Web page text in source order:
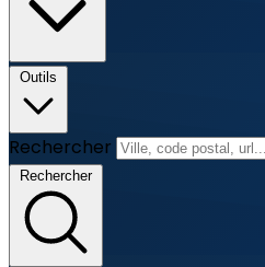
Outils
Rechercher
Rechercher